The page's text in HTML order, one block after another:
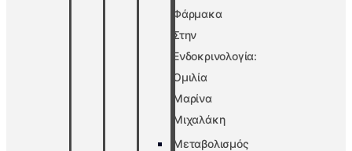
Φάρμακα
Στην
Ενδοκρινολογία:
Ομιλία
Μαρίνα
Μιχαλάκη
Μεταβολισμός